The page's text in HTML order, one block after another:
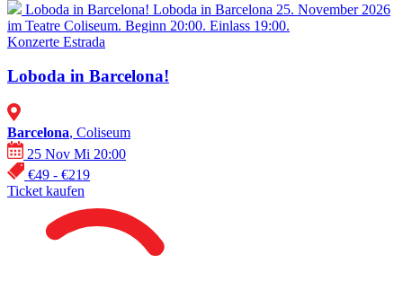
Loboda in Barcelona! Loboda in Barcelona 25. November 2026
im Teatre Coliseum. Beginn 20:00. Einlass 19:00.
Konzerte Estrada
Loboda in Barcelona!
Barcelona, Coliseum
25 Nov Mi 20:00
€49 - €219
Ticket kaufen